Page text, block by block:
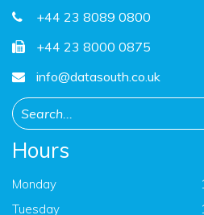
+44 23 8089 0800
+44 23 8000 0875
info@datasouth.co.uk
Hours
Monday
Tuesday